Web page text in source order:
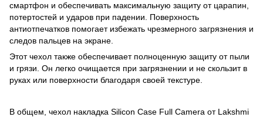
смартфон и обеспечивать максимальную защиту от царапин,
потертостей и ударов при падении. Поверхность
антиотпечатков помогает избежать чрезмерного загрязнения и
следов пальцев на экране.
Этот чехол также обеспечивает полноценную защиту от пыли
и грязи. Он легко очищается при загрязнении и не скользит в
руках или поверхности благодаря своей текстуре.
В общем, чехол накладка Silicon Case Full Camera от Lakshmi